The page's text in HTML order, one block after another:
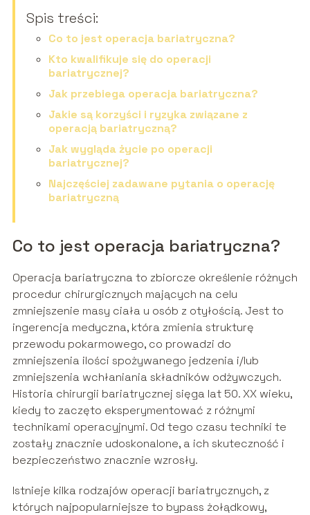
Spis treści:
Co to jest operacja bariatryczna?
Kto kwalifikuje się do operacji
bariatrycznej?
Jak przebiega operacja bariatryczna?
Jakie są korzyści i ryzyka związane z
operacją bariatryczną?
Jak wygląda życie po operacji
bariatrycznej?
Najczęściej zadawane pytania o operację
bariatryczną
Co to jest operacja bariatryczna?
Operacja bariatryczna to zbiorcze określenie różnych
procedur chirurgicznych mających na celu
zmniejszenie masy ciała u osób z otyłością. Jest to
ingerencja medyczna, która zmienia strukturę
przewodu pokarmowego, co prowadzi do
zmniejszenia ilości spożywanego jedzenia i/lub
zmniejszenia wchłaniania składników odżywczych.
Historia chirurgii bariatrycznej sięga lat 50. XX wieku,
kiedy to zaczęto eksperymentować z różnymi
technikami operacyjnymi. Od tego czasu techniki te
zostały znacznie udoskonalone, a ich skuteczność i
bezpieczeństwo znacznie wzrosły.
Istnieje kilka rodzajów operacji bariatrycznych, z
których najpopularniejsze to bypass żołądkowy,